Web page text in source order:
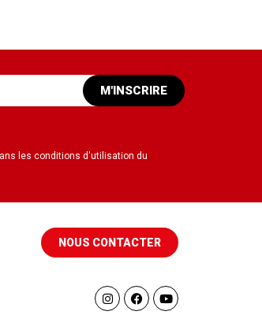
M'INSCRIRE
les conditions d'utilisation du
NOUS CONTACTER